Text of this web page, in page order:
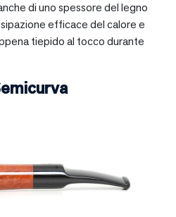
di uno spessore del legno
efficace del calore e
tiepido al tocco durante